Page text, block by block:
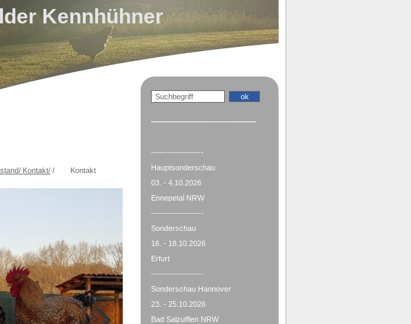
Kennhühner
--------------------------------------
-------------------
Hauptsonderschau
03. - 4.10.2026
Ennepetal NRW
-------------------
Sonderschau
16. - 18.10.2026
Erfurt
-------------------
Sonderschau Hannover
23. - 25.10.2026
Bad Salzufflen NRW
Kontakt/ / Kontakt